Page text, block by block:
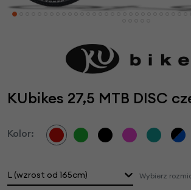
KUbikes 27,5 MTB DISC
Kolor:
L (wzrost od 165cm) Wybierz